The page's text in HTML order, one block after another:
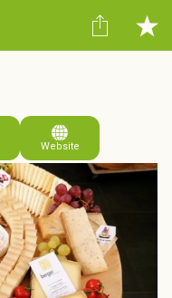
Website